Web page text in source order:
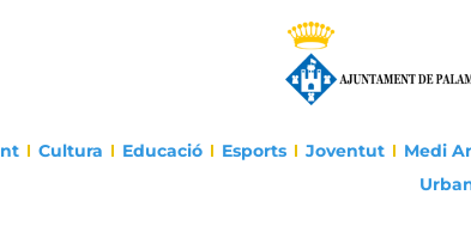
Cultura Educació Esports Joventut Medi